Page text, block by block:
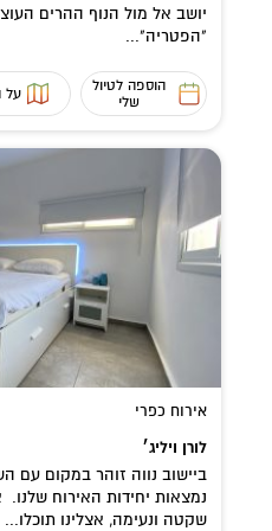
יושב אל מול הנוף ההרים
"הפטריה"...
הוספה לטיול
שלי
על
אירוח כפרי
לורן ויליג׳
ביישוב נווה זוהר במקום עם
נמצאות יחידות האירוח
שקטה ונעימה, אצלינו תוכלו...